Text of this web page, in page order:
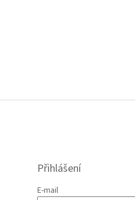
Přihlášení
E-mail